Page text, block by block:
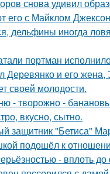
снова удивил
его с Майклом
дельфины иногда
портман
Деревянко и его жена,
своей молодости.
- творожно -
вкусно, сытно.
защитник "Бетиса"
подошёл к
- вплоть